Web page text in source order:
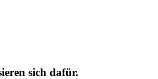
sich dafür.